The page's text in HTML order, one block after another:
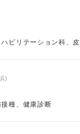
)
種、健康診断